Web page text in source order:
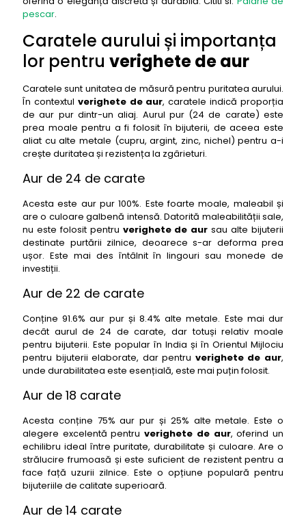
deco geometric glam
48- verighete de aur: Verigheta cu textură
scoarță de copac forest texture
49- verighete de aur: Verigheta cu un singur
diamant negru mysterious allure
50- verighete de aur: Verigheta cu model împletit
în spirală spiral dream
pescar.
Caratele aurului și importanța
lor pentru verighete de aur
Caratele sunt unitatea de măsură pentru puritatea aurului.
În contextul verighete de aur, caratele indică proporția
de aur pur dintr-un aliaj. Aurul pur (24 de carate) este
prea moale pentru a fi folosit în bijuterii, de aceea este
aliat cu alte metale (cupru, argint, zinc, nichel) pentru a-i
crește duritatea și rezistența la zgârieturi.
Aur de 24 de carate
Acesta este aur pur 100%. Este foarte moale, maleabil și
are o culoare galbenă intensă. Datorită maleabilității sale,
nu este folosit pentru verighete de aur sau alte bijuterii
destinate purtării zilnice, deoarece s-ar deforma prea
ușor. Este mai des întâlnit în lingouri sau monede de
investiții.
Aur de 22 de carate
Conține 91.6% aur pur și 8.4% alte metale. Este mai dur
decât aurul de 24 de carate, dar totuși relativ moale
pentru bijuterii. Este popular în India și în Orientul Mijlociu
pentru bijuterii elaborate, dar pentru verighete de aur,
unde durabilitatea este esențială, este mai puțin folosit.
Aur de 18 carate
Acesta conține 75% aur pur și 25% alte metale. Este o
alegere excelentă pentruverighete de aur, oferind un
echilibru ideal între puritate, durabilitate și culoare. Are o
strălucire frumoasă și este suficient de rezistent pentru a
face față uzurii zilnice. Este o opțiune populară pentru
bijuteriile de calitate superioară.
Aur de 14 carate